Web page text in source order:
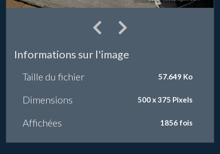
Informations sur l'image
Taille du fichier 57.649 Ko
Dimensions 500 x 375 Pixels
Affichées 1856 fois